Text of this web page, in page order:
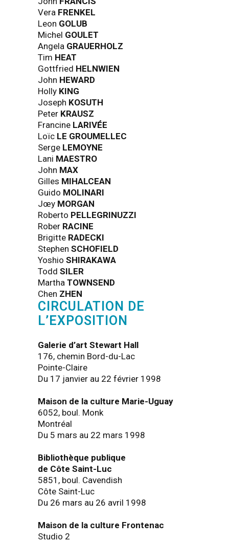
Vera FRENKEL
Leon GOLUB
Michel GOULET
Angela GRAUERHOLZ
Tim HEAT
Gottfried HELNWIEN
John HEWARD
Holly KING
Joseph KOSUTH
Peter KRAUSZ
Francine LARIVÉE
Loïc LE GROUMELLEC
Serge LEMOYNE
Lani MAESTRO
John MAX
Gilles MIHALCEAN
Guido MOLINARI
Jœy MORGAN
Roberto PELLEGRINUZZI
Rober RACINE
Brigitte RADECKI
Stephen SCHOFIELD
Yoshio SHIRAKAWA
Todd SILER
Martha TOWNSEND
Chen ZHEN
CIRCULATION DE
L’EXPOSITION
Galerie d’art Stewart Hall
176, chemin Bord-du-Lac
Pointe-Claire
Du 17 janvier au 22 février 1998
Maison de la culture Marie-Uguay
6052, boul. Monk
Montréal
Du 5 mars au 22 mars 1998
Bibliothèque publique
de Côte Saint-Luc
5851, boul. Cavendish
Côte Saint-Luc
Du 26 mars au 26 avril 1998
Maison de la culture Frontenac
Studio 2